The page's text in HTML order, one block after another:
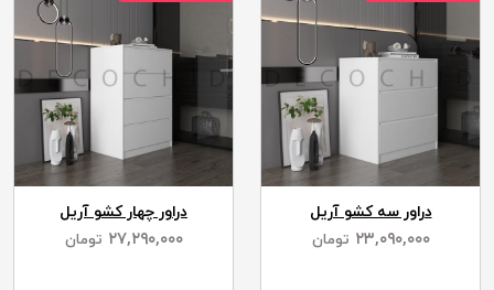
دراور سه کشو آریل
۲۳,۰۹۰,۰۰۰ تومان
دراور چهار کشو آریل
۲۷,۲۹۰,۰۰۰ تومان